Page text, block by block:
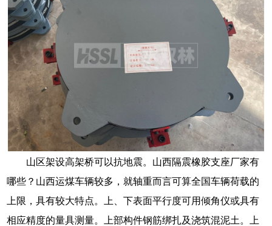
山区架设高架桥可以抗地震。山西隔震橡胶支座厂家有
哪些？山西运煤车辆较多，就轴重而言可算全国车辆荷载的
上限，具有较大特点。上、下表面平行度可用倾角仪或具有
相应精度的量具测量。上部构件钢筋绑扎及浇筑混泥土。上